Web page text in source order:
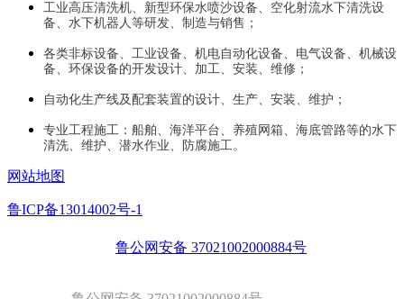
工业高压清洗机、新型环保水喷沙设备、空化射流水下清洗设
备、水下机器人等研发、制造与销售；
各类非标设备、工业设备、机电自动化设备、电气设备、机械设
备、环保设备的开发设计、加工、安装、维修；
自动化生产线及配套装置的设计、生产、安装、维护；
专业工程施工：船舶、海洋平台、养殖网箱、海底管路等的水下
清洗、维护、潜水作业、防腐施工。
网站地图
鲁ICP备13014002号-1
鲁公网安备 37021002000884号